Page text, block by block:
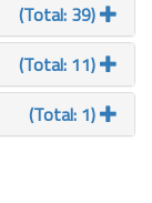
(Total: 39)
(Total: 11)
(Total: 1)